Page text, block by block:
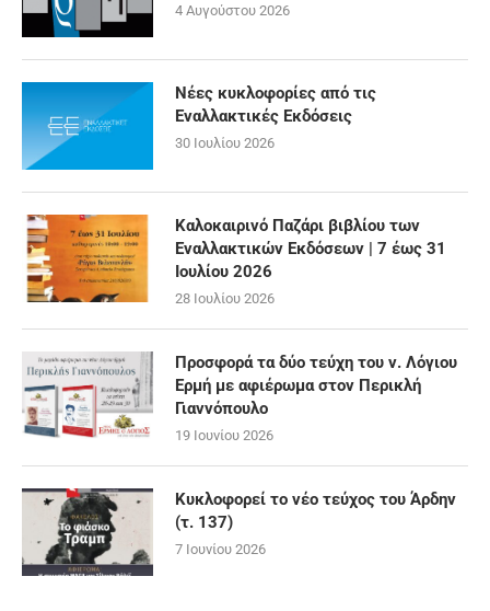
4 Αυγούστου 2026
Νέες κυκλοφορίες από τις
Εναλλακτικές Εκδόσεις
30 Ιουλίου 2026
Καλοκαιρινό Παζάρι βιβλίου των
Εναλλακτικών Εκδόσεων | 7 έως 31
Ιουλίου 2026
28 Ιουλίου 2026
Προσφορά τα δύο τεύχη του ν. Λόγιου
Ερμή με αφιέρωμα στον Περικλή
Γιαννόπουλο
19 Ιουνίου 2026
Κυκλοφορεί το νέο τεύχος του Άρδην
(τ. 137)
7 Ιουνίου 2026